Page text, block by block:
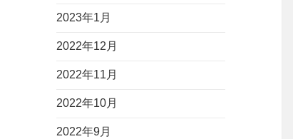
2023年1月
2022年12月
2022年11月
2022年10月
2022年9月